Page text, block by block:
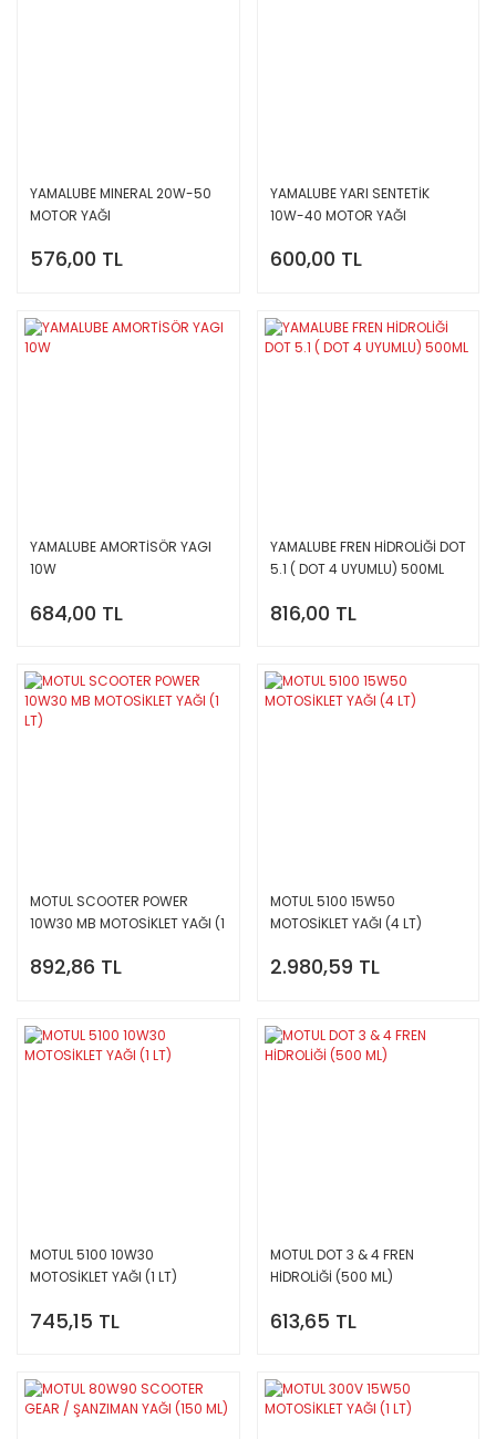
YAMALUBE MINERAL 20W-50
MOTOR YAĞI
576,00 TL
YAMALUBE YARI SENTETİK
10W-40 MOTOR YAĞI
600,00 TL
YAMALUBE AMORTİSÖR YAGI
10W
684,00 TL
YAMALUBE FREN HİDROLİĞİ DOT
5.1 ( DOT 4 UYUMLU) 500ML
816,00 TL
MOTUL SCOOTER POWER
10W30 MB MOTOSİKLET YAĞI (1
892,86 TL
MOTUL 5100 15W50
MOTOSİKLET YAĞI (4 LT)
2.980,59 TL
MOTUL 5100 10W30
MOTOSİKLET YAĞI (1 LT)
745,15 TL
MOTUL DOT 3 & 4 FREN
HİDROLİĞİ (500 ML)
613,65 TL